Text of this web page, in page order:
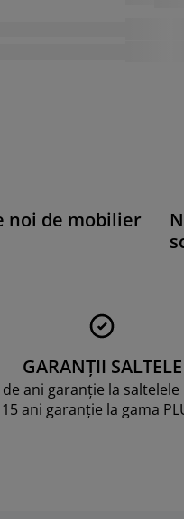
noi de mobilier
GARANȚII SALTELE
de ani garanție la saltelele
15 ani garanție la gama